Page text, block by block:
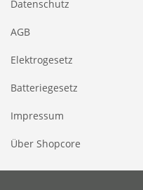
Datenschutz
AGB
Elektrogesetz
Batteriegesetz
Impressum
Über Shopcore